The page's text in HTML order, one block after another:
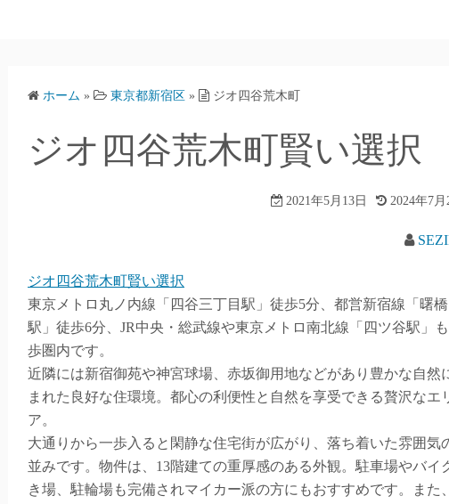
ホーム » 東京都新宿区 » ジオ四谷荒木町
ジオ四谷荒木町賢い選択
2021年5月13日 2024年7月
ジオ四谷荒木町賢い選択
東京メトロ丸ノ内線「四谷三丁目駅」徒歩5分、都営新宿線「曙橋
駅」徒歩6分、JR中央・総武線や東京メトロ南北線「四ツ谷駅」
歩圏内です。
近隣には新宿御苑や神宮球場、赤坂御用地などがあり豊かな自然
まれた良好な住環境。都心の利便性と自然を享受できる贅沢なエ
ア。
大通りから一歩入ると閑静な住宅街が広がり、落ち着いた雰囲気
並みです。物件は、13階建ての重厚感のある外観。駐車場やバイ
き場、駐輪場も完備されマイカー派の方にもおすすめです。また